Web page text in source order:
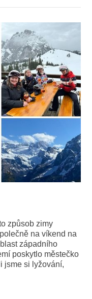
způsob zimy
na víkend na
západního
poskytlo městečko
jsme si lyžování,